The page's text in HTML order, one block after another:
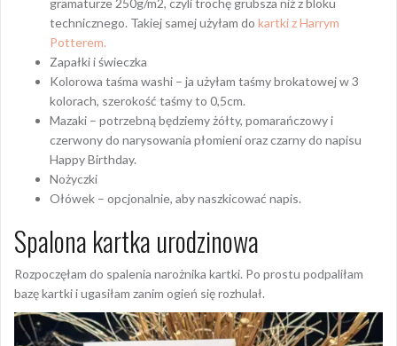
gramaturze 250g/m2, czyli trochę grubsza niż z bloku
technicznego. Takiej samej użyłam do kartki z Harrym
Potterem.
Zapałki i świeczka
Kolorowa taśma washi – ja użyłam taśmy brokatowej w 3
kolorach, szerokość taśmy to 0,5cm.
Mazaki – potrzebną będziemy żółty, pomarańczowy i
czerwony do narysowania płomieni oraz czarny do napisu
Happy Birthday.
Nożyczki
Ołówek – opcjonalnie, aby naszkicować napis.
Spalona kartka urodzinowa
Rozpoczęłam do spalenia narożnika kartki. Po prostu podpaliłam
bazę kartki i ugasiłam zanim ogień się rozhulał.